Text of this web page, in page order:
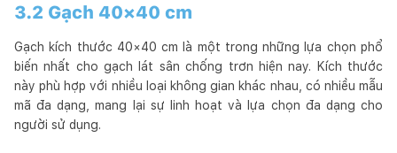
3.2 Gạch 40×40 cm
Gạch kích thước 40×40 cm là một trong những lựa chọn phổ
biến nhất cho gạch lát sân chống trơn hiện nay. Kích thước
này phù hợp với nhiều loại không gian khác nhau, có nhiều mẫu
mã đa dạng, mang lại sự linh hoạt và lựa chọn đa dạng cho
người sử dụng.